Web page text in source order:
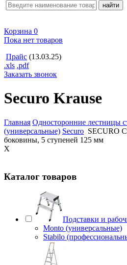
Корзина 0
Пока нет товаров
Прайс (13.03.25)
.xls .pdf
Заказать звонок
Securo Krause
Главная Односторонние лестницы
(универсальные) Securo SECURO
боковины, 5 ступеней 125 мм
X
Каталог товаров
Подставки и
Monto (универсальные)
Stabilo